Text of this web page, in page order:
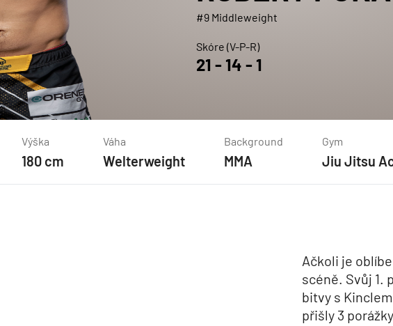
#9 Middleweight
Skóre (V-P-R)
21 - 14 - 1
Výška
180 cm
Váha
Welterweight
Background
MMA
Gym
Jiu Jitsu
Ačkoli je
scéně. Svůj 1.
bitvy s
přišly 3